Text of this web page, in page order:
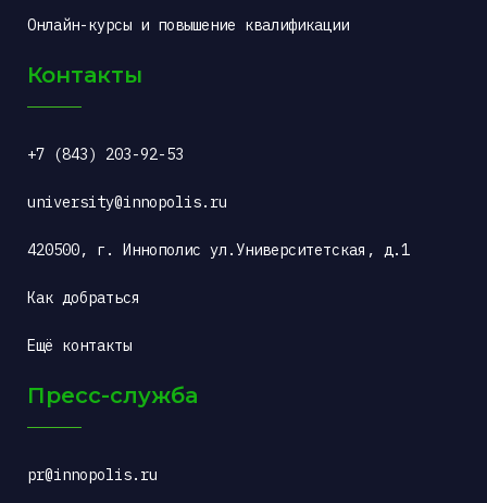
Онлайн-курсы и повышение квалификации
Контакты
+7 (843) 203-92-53
university@innopolis.ru
420500, г. Иннополис ул.Университетская, д.1
Как добраться
Ещё контакты
Пресс-служба
pr@innopolis.ru